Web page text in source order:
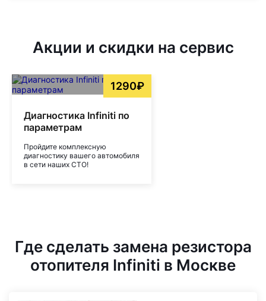
Акции и скидки на сервис
1290₽
Диагностика Infiniti по
параметрам
Пройдите комплексную
диагностику вашего автомобиля
в сети наших СТО!
Где сделать замена резистора
отопителя Infiniti в Москве